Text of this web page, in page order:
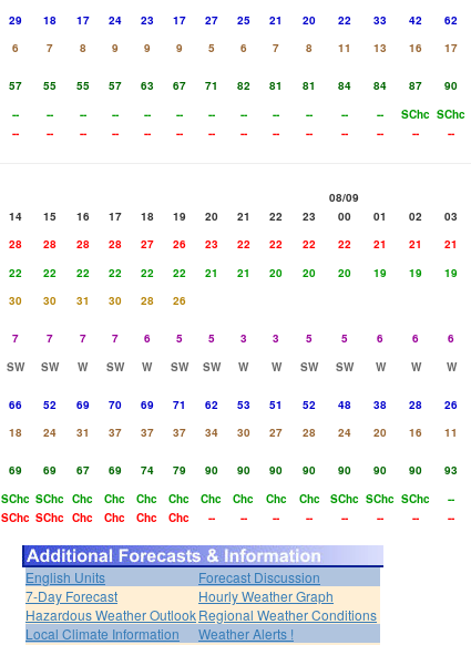
29 18 17 24 23 17 27 25 21 20 22 33 42 62
6 7 8 9 9 9 5 6 7 8 11 13 16 17
57 55 55 57 63 67 71 82 81 81 84 84 87 90
-- -- -- -- -- -- -- -- -- -- -- -- SChc SChc
-- -- -- -- -- -- -- -- -- -- -- -- -- --
08/09
14 15 16 17 18 19 20 21 22 23 00 01 02 03
28 28 28 28 27 26 23 22 22 22 22 21 21 21
22 22 22 22 22 22 21 21 20 20 20 19 19 19
30 30 31 30 28
26
7 7 7 7 6 5 5 3 3 5 5 6 6 6
SW SW W SW W SW SW W W SW SW W W W
66 52 69 70 69 71 62 53 51 52 48 38 28 26
18 24 31 37 37 37 34 30 27 28 24 20 16 11
69 69 67 69 74 79 90 90 90 90 90 90 90 93
SChc SChc Chc Chc Chc Chc Chc Chc Chc Chc SChc SChc SChc --
SChc SChc Chc Chc Chc Chc -- -- -- -- -- -- -- --
English Units
Forecast Discussion
7-Day Forecast
Hourly Weather Graph
Hazardous Weather OutlookRegional Weather Conditions
Local Climate Information
Weather Alerts !